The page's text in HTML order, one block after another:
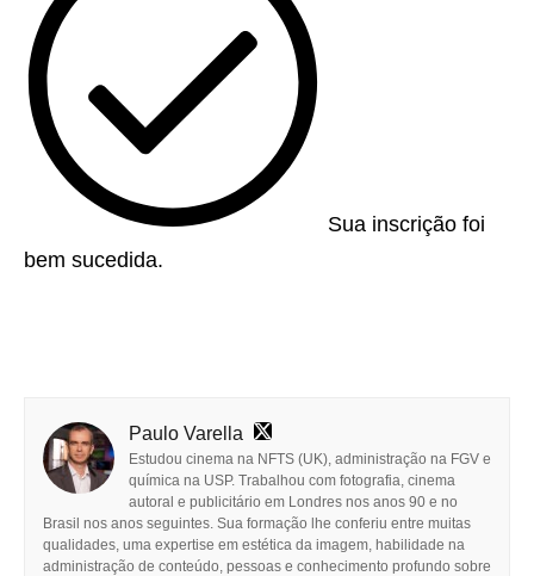
Sua inscrição foi
bem sucedida.
Paulo Varella
Estudou cinema na NFTS (UK), administração na FGV e
química na USP. Trabalhou com fotografia, cinema
autoral e publicitário em Londres nos anos 90 e no
Brasil nos anos seguintes. Sua formação lhe conferiu entre muitas
qualidades, uma expertise em estética da imagem, habilidade na
administração de conteúdo, pessoas e conhecimento profundo sobre